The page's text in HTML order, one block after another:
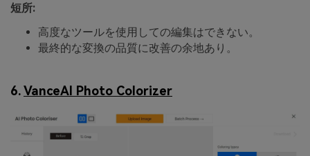
短所:
高度なツールを使用しての編集はできない。
最終的な変換の品質に改善の余地あり。
6.VanceAI Photo Colorizer